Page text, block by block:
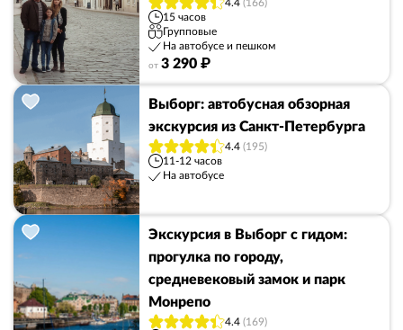
4.4 (166)
15 часов
Групповые
На автобусе и пешком
от 3 290 ₽
Выборг: автобусная обзорная
экскурсия из Санкт-Петербурга
4.4 (195)
11-12 часов
На автобусе
Экскурсия в Выборг с гидом:
прогулка по городу,
средневековый замок и парк
Монрепо
4.4 (169)